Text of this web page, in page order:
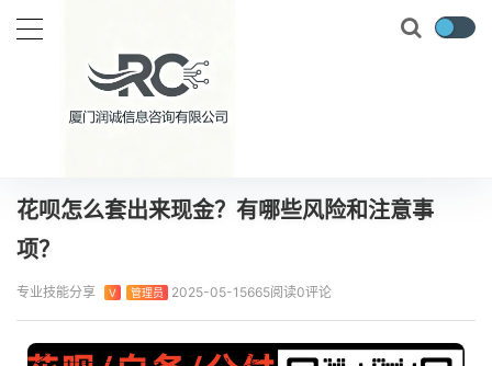
当前位置： 首页 专业技能
花呗怎么套出来现金？有哪些风险和注意事
项？
专业技能分享 V 管理员 2025-05-15665阅读0评论